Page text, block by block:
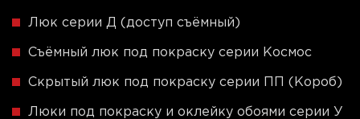
Люк серии Д (доступ съёмный)
Съёмный люк под покраску серии Космос
Скрытый люк под покраску серии ПП (Короб)
Люки под покраску и оклейку обоями серии У